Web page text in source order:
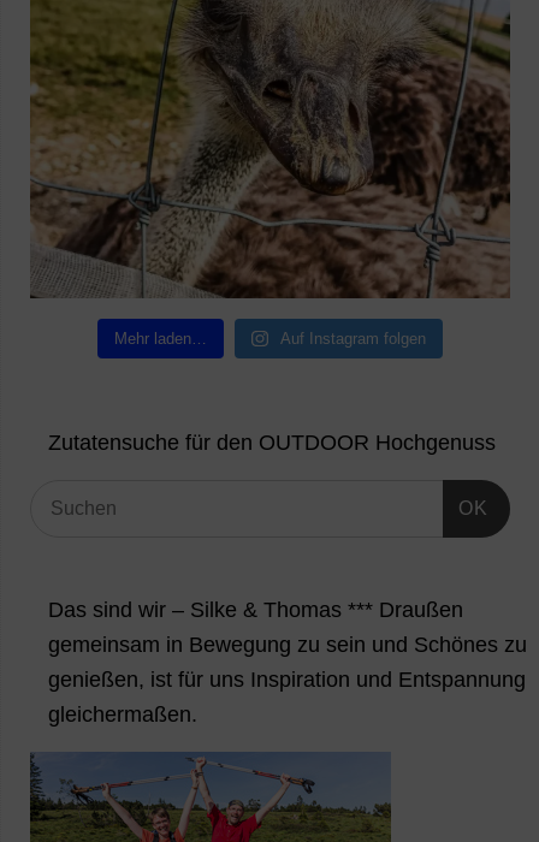
Mehr laden… Auf Instagram folgen
Zutatensuche für den OUTDOOR Hochgenuss
OK
Das sind wir – Silke & Thomas *** Draußen
gemeinsam in Bewegung zu sein und Schönes zu
genießen, ist für uns Inspiration und Entspannung
gleichermaßen.